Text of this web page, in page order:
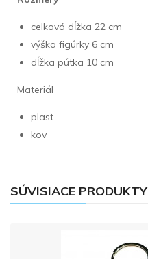
celková dĺžka 22 cm
výška figúrky 6 cm
dĺžka pútka 10 cm
Materiál
plast
kov
SÚVISIACE PRODUKTY